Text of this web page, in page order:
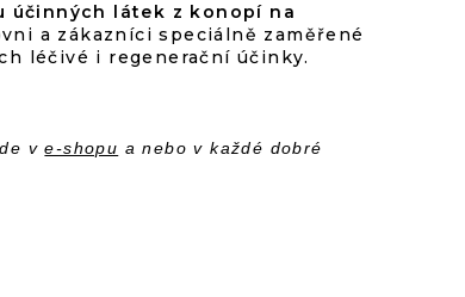
účinných látek z konopí na
a zákazníci speciálně zaměřené
léčivé i regenerační účinky.
ve-shopu a nebo v každé dobré